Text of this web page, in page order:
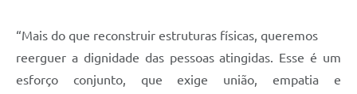
“Mais do que reconstruir estruturas físicas, queremos
reerguer a dignidade das pessoas atingidas. Esse é um
esforço conjunto, que exige união, empatia e